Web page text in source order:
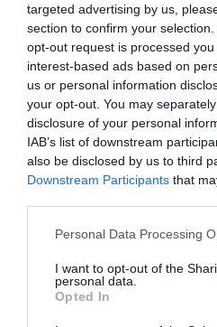
targeted advertising by us,
section to confirm your
opt-out request is processed
interest-based ads based on
us or personal information
your opt-out. You may
disclosure of your personal
IAB’s list of downstream
also be disclosed by us to third
Downstream Participants that
Please note that this website/
not limited to your visit or usage
grant or deny consent to Google
use your data for below
Personal Data Processing
I want to opt-out of the
personal data.
Opted In
Ne maradjon le a
bennünket az EGRI
VISSZA A FŐOLDALRA
Legfrissebb híreink